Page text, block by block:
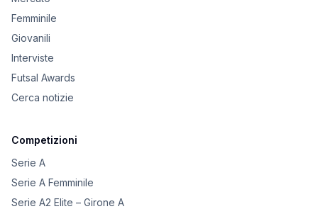
Femminile
Giovanili
Interviste
Futsal Awards
Cerca notizie
Competizioni
Serie A
Serie A Femminile
Serie A2 Elite – Girone A